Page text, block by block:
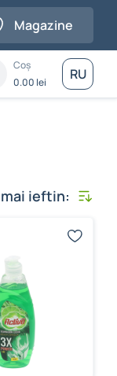
Magazine
Coș
0.00 lei RU
ieftin: